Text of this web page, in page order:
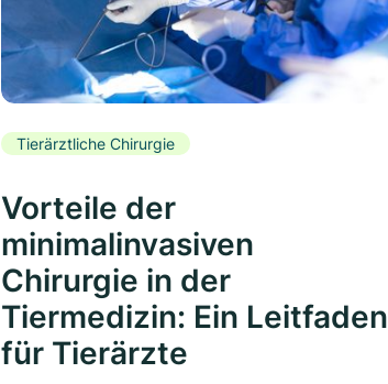
Tierärztliche Chirurgie
Vorteile der
minimalinvasiven
Chirurgie in der
Tiermedizin: Ein Leitfaden
für Tierärzte